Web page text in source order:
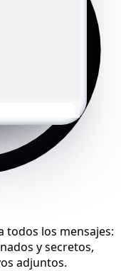
todos los mensajes:
y secretos,
adjuntos.